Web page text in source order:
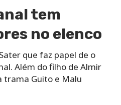
tem
no elenco
que faz papel de o
Além do filho de Almir
trama Guito e Malu